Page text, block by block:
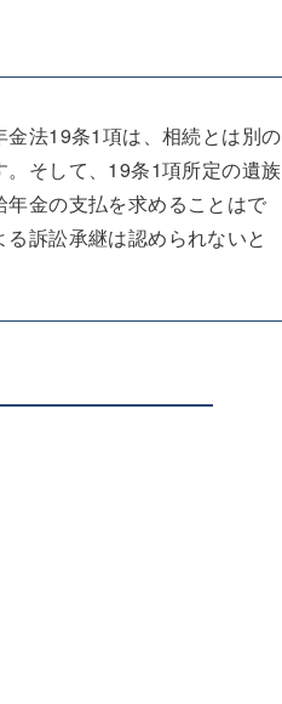
法19条1項は、相続とは別の
そして、19条1項所定の遺族
金の支払を求めることはで
訴訟承継は認められないと